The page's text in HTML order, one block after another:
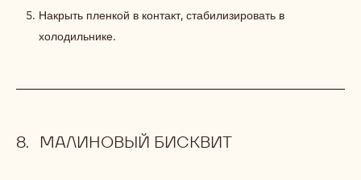
Накрыть пленкой в контакт, стабилизировать в
холодильнике.
МАЛИНОВЫЙ БИСКВИТ